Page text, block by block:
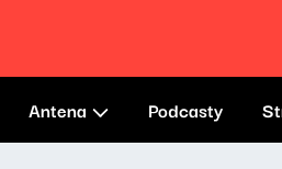
Antena Podcasty